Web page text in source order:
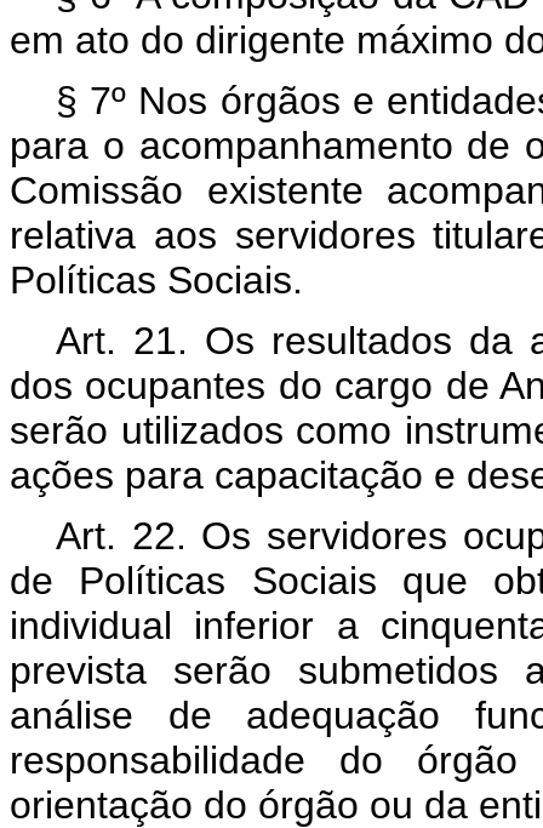
em ato do dirigente máximo
§ 7º Nos órgãos e
para o acompanhamento de
Comissão existente
relativa aos servidores
Políticas Sociais.
Art. 21. Os resultados da
dos ocupantes do cargo de
serão utilizados como
ações para capacitação e
Art. 22. Os servidores
de Políticas Sociais que
individual inferior a
prevista serão
análise de adequação
responsabilidade do
orientação do órgão ou da